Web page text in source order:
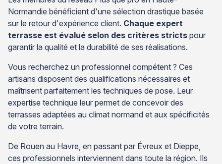
Normandie bénéficient d'une sélection drastique basée
sur le retour d'expérience client. Chaque expert
terrasse est évalué selon des critères stricts pour
garantir la qualité et la durabilité de ses réalisations.
Vous recherchez un professionnel compétent ? Ces
artisans disposent des qualifications nécessaires et
maîtrisent parfaitement les techniques de pose. Leur
expertise technique leur permet de concevoir des
terrasses adaptées au climat normand et aux spécificités
de votre terrain.
De Rouen au Havre, en passant par Évreux et Dieppe,
ces professionnels interviennent dans toute la région. Ils